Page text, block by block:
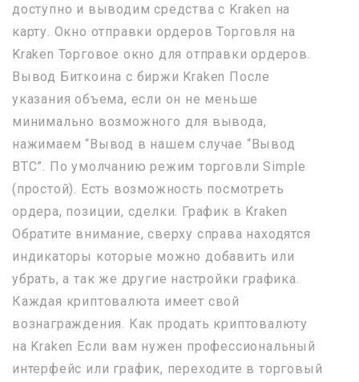
доступно и выводим средства с Kraken на
карту. Окно отправки ордеров Торговля на
Kraken Торговое окно для отправки ордеров.
Вывод Биткоина с биржи Kraken После
указания объема, если он не меньше
минимально возможного для вывода,
нажимаем “Вывод в нашем случае “Вывод
BTC”. По умолчанию режим торговли Simple
(простой). Есть возможность посмотреть
ордера, позиции, сделки. График в Kraken
Обратите внимание, сверху справа находятся
индикаторы которые можно добавить или
убрать, а так же другие настройки графика.
Каждая криптовалюта имеет свой
вознаграждения. Как продать криптовалюту
на Kraken Если вам нужен профессиональный
интерфейс или график, переходите в торговый